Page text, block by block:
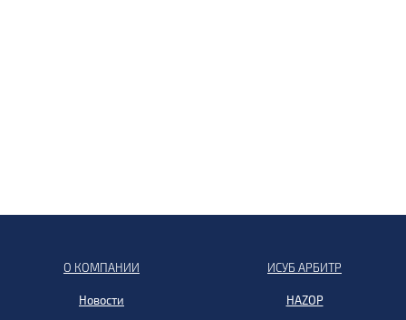
О КОМПАНИИ
Новости
ИСУБ АРБИТР
HAZOP